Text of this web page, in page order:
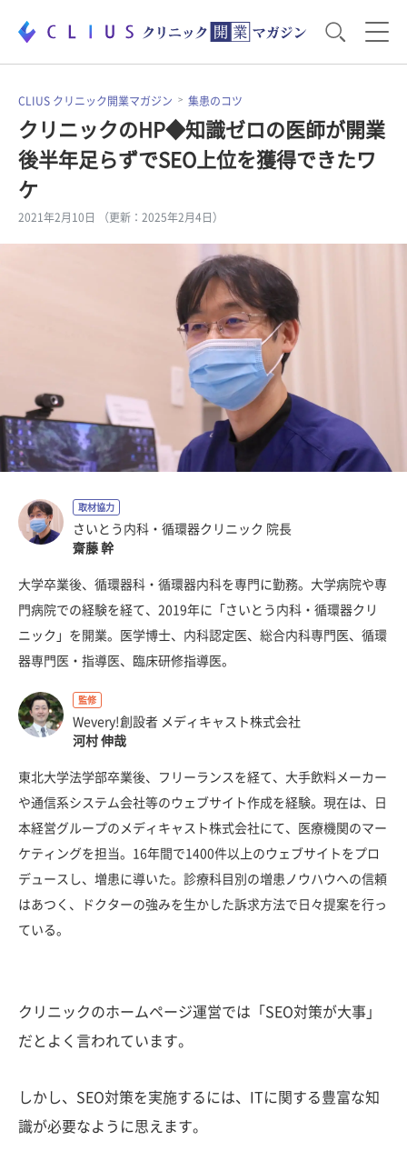
お役立ち資料 運営・経営のポイント
開業医のリアル 開業準備で大事なこと
セミナー
CLIUS クリニック開業マガジン 集患のコツ
クリニックのHP◆知識ゼロの医師が開業
後半年足らずでSEO上位を獲得できたワ
ケ
2021年2月10日 （更新：2025年2月4日）
取材協力
さいとう内科・循環器クリニック 院長
齋藤 幹
大学卒業後、循環器科・循環器内科を専門に勤務。大学病院や専
門病院での経験を経て、2019年に「さいとう内科・循環器クリ
ニック」を開業。医学博士、内科認定医、総合内科専門医、循環
器専門医・指導医、臨床研修指導医。
監修
Wevery!創設者 メディキャスト株式会社
河村 伸哉
東北大学法学部卒業後、フリーランスを経て、大手飲料メーカー
や通信系システム会社等のウェブサイト作成を経験。現在は、日
本経営グループのメディキャスト株式会社にて、医療機関のマー
ケティングを担当。16年間で1400件以上のウェブサイトをプロ
デュースし、増患に導いた。診療科目別の増患ノウハウへの信頼
はあつく、ドクターの強みを生かした訴求方法で日々提案を行っ
ている。
クリニックのホームページ運営では「SEO対策が大事」
だとよく言われています。
しかし、SEO対策を実施するには、ITに関する豊富な知
識が必要なように思えます。